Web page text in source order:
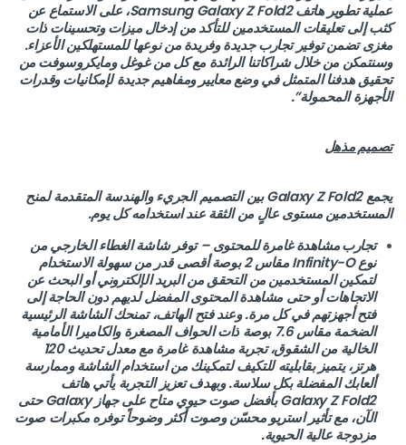
عملية تطوير هاتف Samsung Galaxy Z Fold2، على الاستماع عن
كثب إلى تعليقات المستخدمين للتأكد من إدخال ميزات وتحسينات ذات
مغزى تضمن توفير تجارب جديدة وفريدة من نوعها للمستهلكين الأعزاء.
وسنتمكن من خلال شراكاتنا الرائدة مع كل من غوغل ومايكروسوفت من
تحقيق هدفنا المتمثل في وضع معايير ومفاهيم جديدة لإمكانيات وقدرات
الأجهزة المحمولة”.
تصميم مذهل
يجمع Galaxy Z Fold2 بين التصميم الجريء والهندسة المتقدمة لمنح
المستخدمين مستوى عالٍ من الثقة عند استخدامه كل يوم.
تجارب مشاهدة غامرة للمحتوى– توفر شاشة الغطاء الخارجي من
نوع Infinity-O مقاس 2 بوصة أقصى قدر من سهولة الاستخدام
لتمكين المستخدمين من التحقق من البريد الإلكتروني أو البحث عن
الاتجاهات أو حتى مشاهدة المحتوى المفضل لديهم دون الحاجة إلى
فتح أجهزتهم في كل مرة. وعند فتح الهاتف، تمنحك الشاشة الرئيسية
الضخمة مقاس 7.6 بوصة ذات الحواف المصغرة والكاميرا الأمامية
الخالية من الشقوق، تجربة مشاهدة غامرة مع معدل تحديث 120
هرتز، يتميز بقابليته للتكيف لتمكينك من استخدام الشاشة وممارسة
ألعابك المفضلة بكل سلاسة. وبهدف تعزيز التجربة يأتي هاتف
Galaxy Z Fold2 بأفضل صوت حيوي متاح على جهاز Galaxy حتى
الآن، مع تأثير استريو محسّن وصوت أكثر وضوحاً توفره مكبرات صوت
مزدوجة عالية الحيوية.